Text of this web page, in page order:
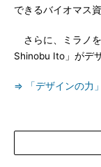
できるバイオマス資
さらに、ミラノ
Shinobu Ito」がデ
⇒ 「デザインの力